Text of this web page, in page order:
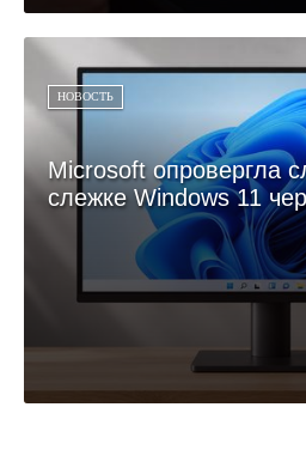
НОВОСТЬ
Microsoft опровергла
слежке Windows 11